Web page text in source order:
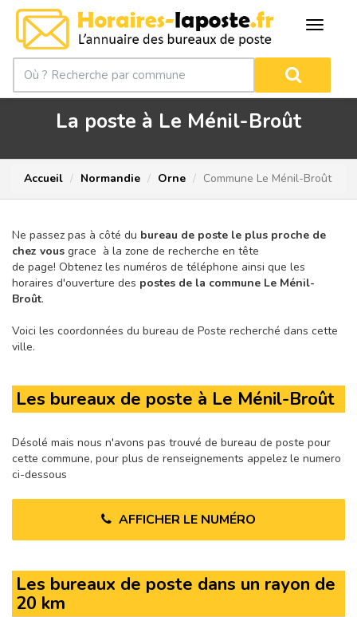
La poste à Le Ménil-Broût
Accueil Normandie Orne Commune Le Ménil-Broût
Ne passez pas à côté du bureau de poste le plus proche de
chez vous grace à la zone de recherche en tête
de page! Obtenez les numéros de téléphone ainsi que les
horaires d'ouverture des postes de la commune Le Ménil-
Broût.
Voici les coordonnées du bureau de Poste recherché dans cette
ville.
Les bureaux de poste à Le Ménil-Broût
Désolé mais nous n'avons pas trouvé de bureau de poste pour
cette commune, pour plus de renseignements appelez le numero
ci-dessous
AFFICHER LE NUMÉRO
Les bureaux de poste dans un rayon de
20 km